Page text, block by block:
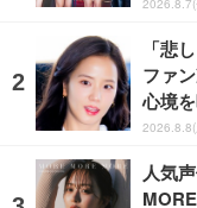
「悲
ファ
心境を
人気